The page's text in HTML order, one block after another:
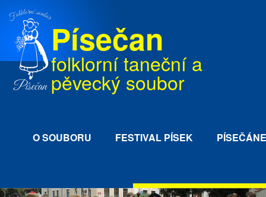
Písečan
folklorní taneční a
pěvecký soubor
O SOUBORU FESTIVAL PÍSEK